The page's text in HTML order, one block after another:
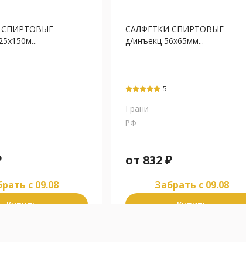
c 09.08
Купить
САЛФЕТКИ СПИРТОВЫЕ
д/инъекц 56х65мм...
5
Грани
РФ
от 832₽
Забрать c 09.08
Купить